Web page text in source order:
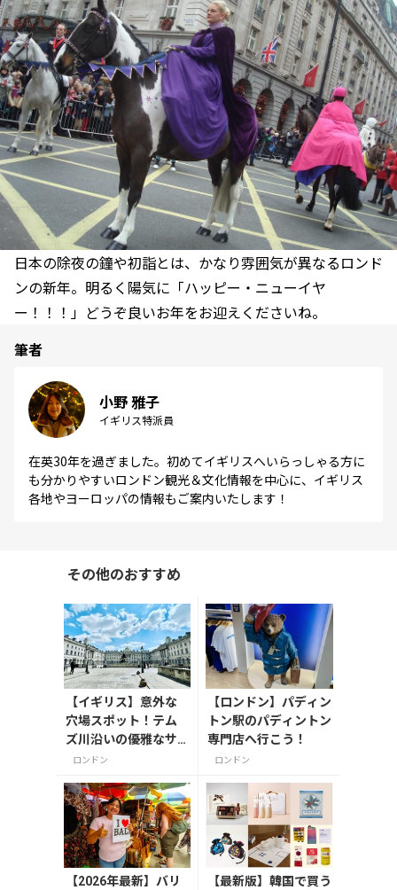
日本の除夜の鐘や初詣とは、かなり雰囲気が異なるロンド
ンの新年。明るく陽気に「ハッピー・ニューイヤ
ー！！！」どうぞ良いお年をお迎えくださいね。
筆者
小野 雅子
イギリス特派員
在英30年を過ぎました。初めてイギリスへいらっしゃる方に
も分かりやすいロンドン観光＆文化情報を中心に、イギリス
各地やヨーロッパの情報もご案内いたします！
その他のおすすめ
【イギリス】意外な
穴場スポット！テム
ズ川沿いの優雅なサ
マセット・ハウスで
ロンドン
【ロンドン】パディン
トン駅のパディントン
専門店へ行こう！
ロンドン
【2026年最新】バリ
【最新版】韓国で買う